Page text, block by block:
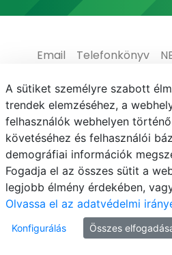
Email Telefonkönyv
Médiaközpont
© MATE
A sütiket személyre szabott
trendek elemzéséhez, a
felhasználók webhelyen
követéséhez és felhasználói
demográfiai információk
Fogadja el az összes sütit a
legjobb élmény érdekében,
Olvassa el az adatvédelmi
Konfigurálás Összes